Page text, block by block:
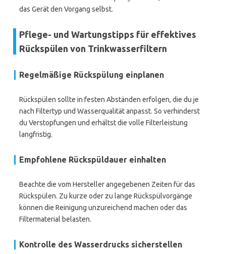
das Gerät den Vorgang selbst.
Pflege- und Wartungstipps für effektives
Rückspülen von Trinkwasserfiltern
Regelmäßige Rückspülung einplanen
Rückspülen sollte in festen Abständen erfolgen, die du je
nach Filtertyp und Wasserqualität anpasst. So verhinderst
du Verstopfungen und erhältst die volle Filterleistung
langfristig.
Empfohlene Rückspüldauer einhalten
Beachte die vom Hersteller angegebenen Zeiten für das
Rückspülen. Zu kurze oder zu lange Rückspülvorgänge
können die Reinigung unzureichend machen oder das
Filtermaterial belasten.
Kontrolle des Wasserdrucks sicherstellen